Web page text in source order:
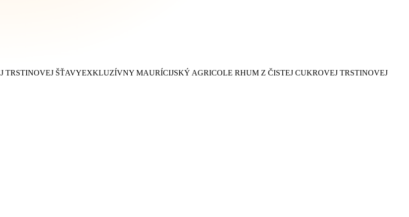
TRSTINOVEJ ŠŤAVYEXKLUZÍVNY MAURÍCIJSKÝ AGRICOLE RHUM Z ČISTEJ CUKROVEJ TRSTINOVEJ